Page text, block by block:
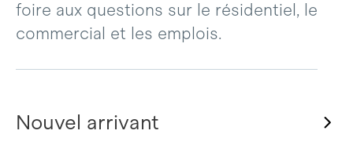
foire aux questions sur le résidentiel, le
commercial et les emplois.
Nouvel arrivant